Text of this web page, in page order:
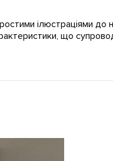
ілюстраціями до
що